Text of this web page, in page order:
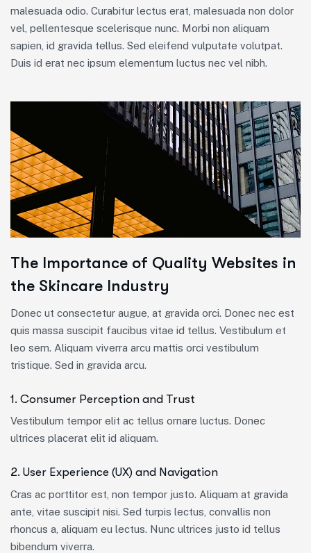
malesuada odio. Curabitur lectus erat, malesuada non dolor
vel, pellentesque scelerisque nunc. Morbi non aliquam
sapien, id gravida tellus. Sed eleifend vulputate volutpat.
Duis id erat nec ipsum elementum luctus nec vel nibh.
The Importance of Quality Websites in
the Skincare Industry
Donec ut consectetur augue, at gravida orci. Donec nec est
quis massa suscipit faucibus vitae id tellus. Vestibulum et
leo sem. Aliquam viverra arcu mattis orci vestibulum
tristique. Sed in gravida arcu.
1. Consumer Perception and Trust
Vestibulum tempor elit ac tellus ornare luctus. Donec
ultrices placerat elit id aliquam.
2. User Experience (UX) and Navigation
Cras ac porttitor est, non tempor justo. Aliquam at gravida
ante, vitae suscipit nisi. Sed turpis lectus, convallis non
rhoncus a, aliquam eu lectus. Nunc ultrices justo id tellus
bibendum viverra.